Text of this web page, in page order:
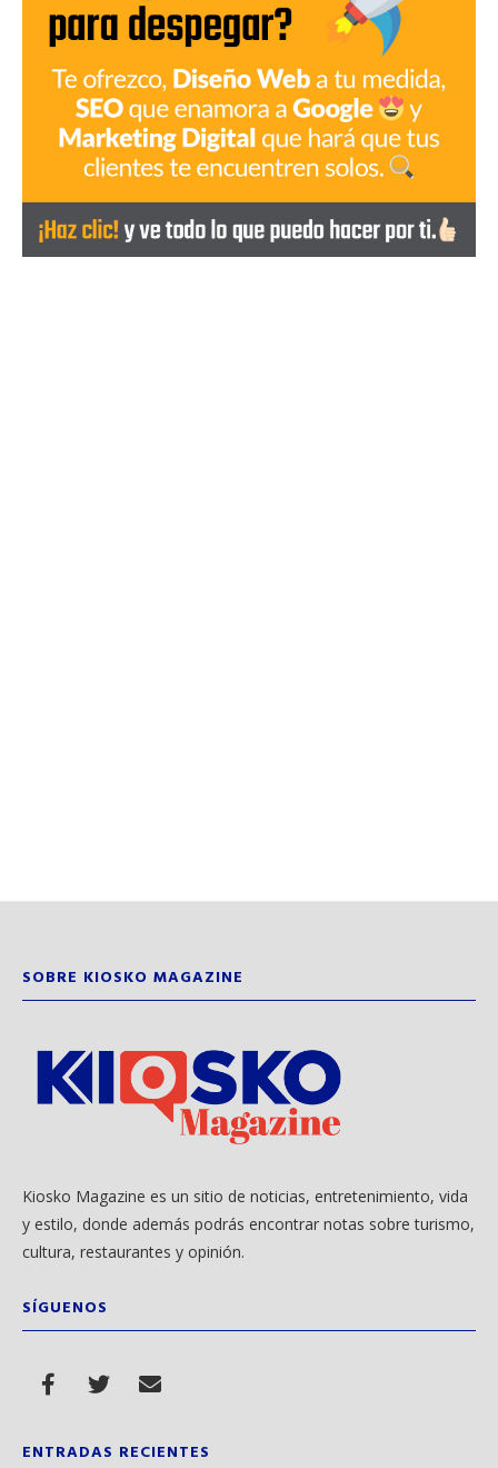
SOBRE KIOSKO MAGAZINE
Kiosko Magazine es un sitio de noticias, entretenimiento, vida
y estilo, donde además podrás encontrar notas sobre turismo,
cultura, restaurantes y opinión.
SÍGUENOS
ENTRADAS RECIENTES